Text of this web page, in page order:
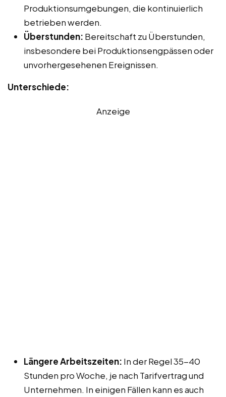
Produktionsumgebungen, die kontinuierlich
betrieben werden.
Überstunden: Bereitschaft zu Überstunden,
insbesondere bei Produktionsengpässen oder
unvorhergesehenen Ereignissen.
Unterschiede:
Anzeige
Längere Arbeitszeiten: In der Regel 35-40
Stunden pro Woche, je nach Tarifvertrag und
Unternehmen. In einigen Fällen kann es auch